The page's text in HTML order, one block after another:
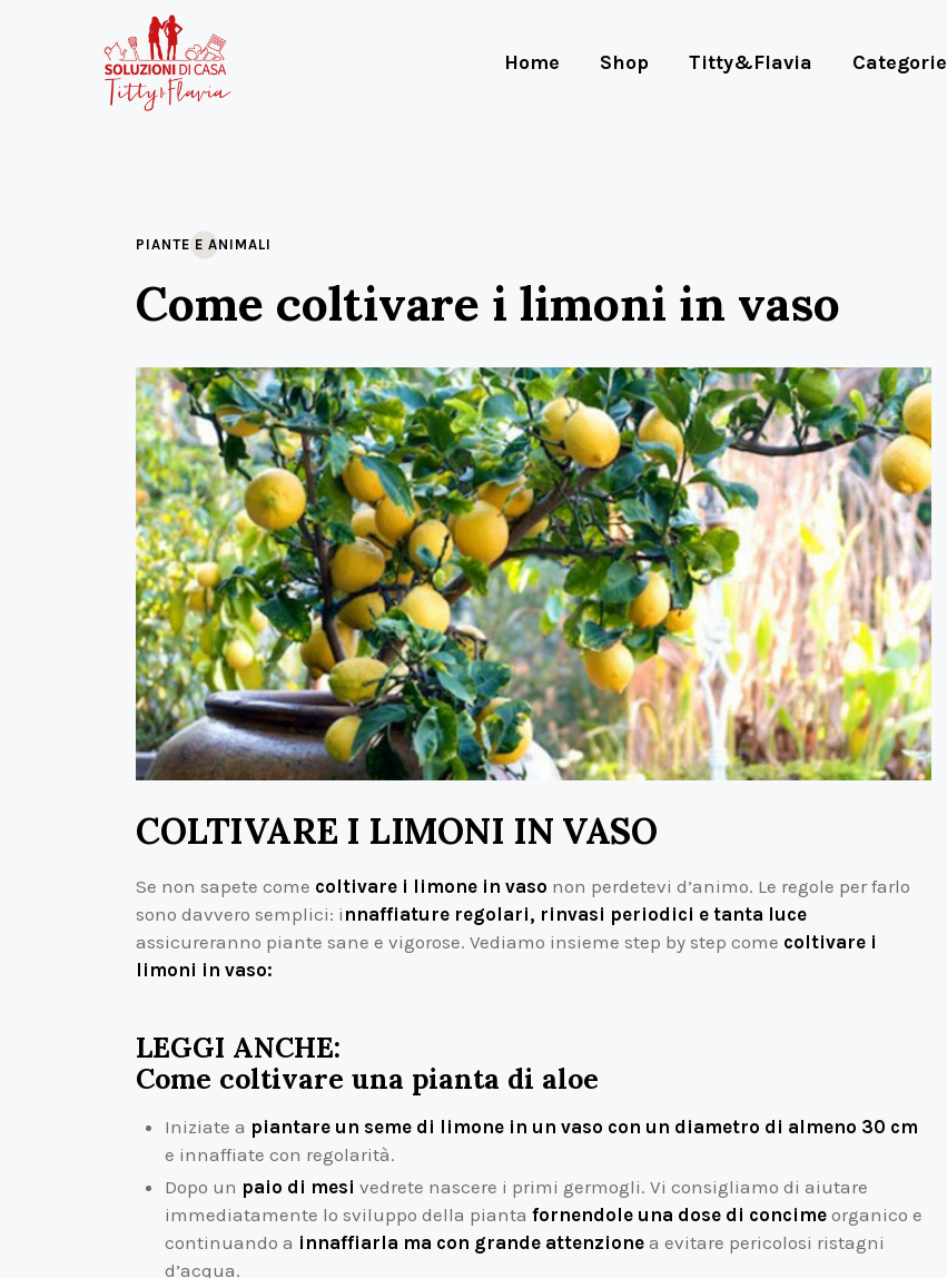
Home Shop Titty&Flavia Categorie
PIANTE E ANIMALI
Come coltivare i limoni in vaso
COLTIVARE I LIMONI IN VASO
Se non sapete come coltivare i limone in vaso non perdetevi d’animo. Le regole per farlo
sono davvero semplici: i nnaffiature regolari, rinvasi periodici e tanta luce
assicureranno piante sane e vigorose. Vediamo insieme step by step come coltivare i
limoni in vaso:
LEGGI ANCHE:
Come coltivare una pianta di aloe
Iniziate a piantare un seme di limone in un vaso con un diametro di almeno 30 cm
e innaffiate con regolarità.
Dopo un paio di mesi vedrete nascere i primi germogli. Vi consigliamo di aiutare
immediatamente lo sviluppo della pianta fornendole una dose di concimeorganico e
continuando a innaffiarla ma con grande attenzionea evitare pericolosi ristagni
d’acqua.